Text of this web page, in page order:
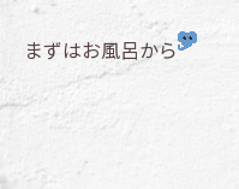
まずはお風呂から